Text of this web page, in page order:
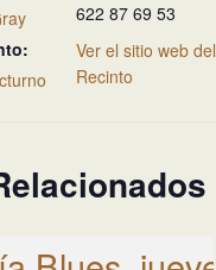
622 87 69 53
Ver el sitio web del
Recinto